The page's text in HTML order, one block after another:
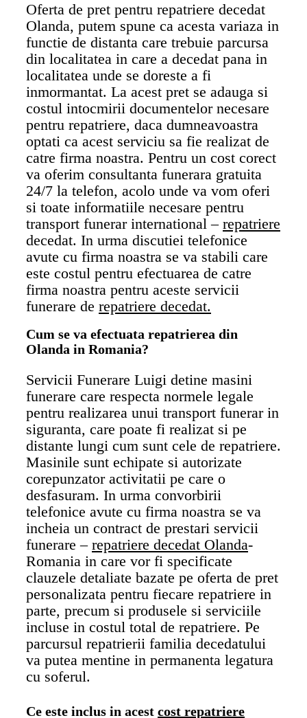
Oferta de pret pentru repatriere decedat
Olanda, putem spune ca acesta variaza in
functie de distanta care trebuie parcursa
din localitatea in care a decedat pana in
localitatea unde se doreste a fi
inmormantat. La acest pret se adauga si
costul intocmirii documentelor necesare
pentru repatriere, daca dumneavoastra
optati ca acest serviciu sa fie realizat de
catre firma noastra. Pentru un cost corect
va oferim consultanta funerara gratuita
24/7 la telefon, acolo unde va vom oferi
si toate informatiile necesare pentru
transport funerar international – repatriere
decedat. In urma discutiei telefonice
avute cu firma noastra se va stabili care
este costul pentru efectuarea de catre
firma noastra pentru aceste servicii
funerare de repatriere decedat.
Cum se va efectuata repatrierea din
Olanda in Romania?
Servicii Funerare Luigi detine masini
funerare care respecta normele legale
pentru realizarea unui transport funerar in
siguranta, care poate fi realizat si pe
distante lungi cum sunt cele de repatriere.
Masinile sunt echipate si autorizate
corepunzator activitatii pe care o
desfasuram. In urma convorbirii
telefonice avute cu firma noastra se va
incheia un contract de prestari servicii
funerare – repatriere decedat Olanda-
Romania in care vor fi specificate
clauzele detaliate bazate pe oferta de pret
personalizata pentru fiecare repatriere in
parte, precum si produsele si serviciile
incluse in costul total de repatriere. Pe
parcursul repatrierii familia decedatului
va putea mentine in permanenta legatura
cu soferul.
Ce este inclus in acest cost repatriere